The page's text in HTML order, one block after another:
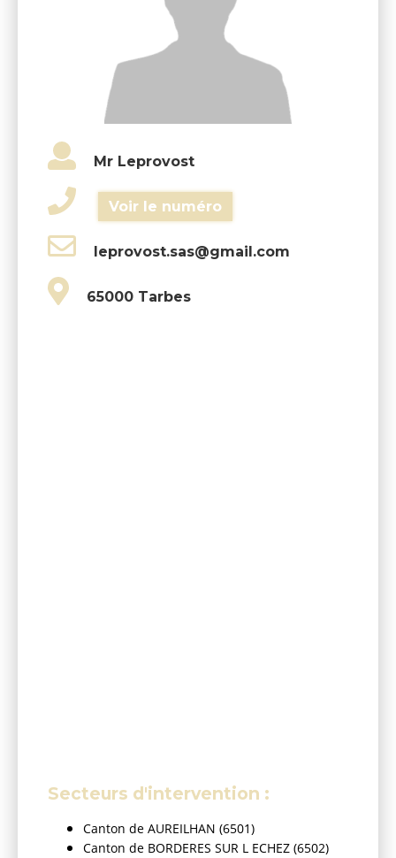
Mr Leprovost
Voir le numéro
leprovost.sas@gmail.com
65000 Tarbes
Secteurs d'intervention :
Canton de AUREILHAN (6501)
Canton de BORDERES SUR L ECHEZ (6502)